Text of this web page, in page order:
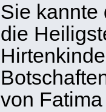
Sie kannte
die
von